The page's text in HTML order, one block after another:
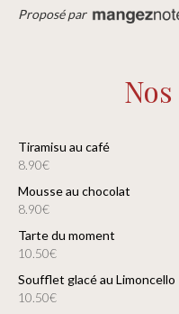
Proposé par
Tiramisu au café
8.90€
Mousse au chocolat
8.90€
Tarte du moment
10.50€
Soufflet glacé au Limoncello
10.50€